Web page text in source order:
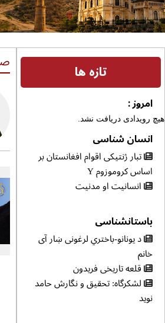
تازه ها
امروز :
هیچ رویدادی دریافت نشد.
انسان شناسی
تبار ژنتیکی اقوام افغانستان بر
اساس کروموزوم Y
انسانیت او مدنیت
باستانشناسی
د یونانو-باختري لرغونی ښار آی
خانم
قلعه تاریخی فریدون
لشکرگاه: تحقیق و نگارش حامد
نوید